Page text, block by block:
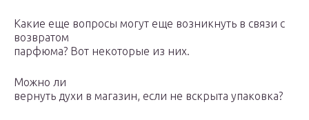
Какие еще вопросы могут еще возникнуть в связи с
возвратом
парфюма? Вот некоторые из них.
Можно ли
вернуть духи в магазин, если не вскрыта упаковка?